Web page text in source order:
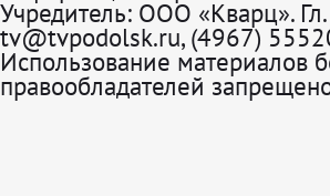
Учредитель: ООО «Кварц».
tv@tvpodolsk.ru, (4967)
Использование материалов
правообладателей